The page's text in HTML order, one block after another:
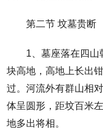
第二节 坟墓贵断
1、墓座落在四山
块高地，高地上长出
过。河流外有群山相
体呈圆形，距坟百米
地多出将相。